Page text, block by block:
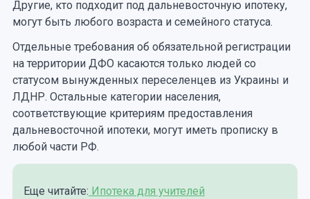
Другие, кто подходит под дальневосточную ипотеку,
могут быть любого возраста и семейного статуса.
Отдельные требования об обязательной регистрации
на территории ДФО касаются только людей со
статусом вынужденных переселенцев из Украины и
ЛДНР. Остальные категории населения,
соответствующие критериям предоставления
дальневосточной ипотеки, могут иметь прописку в
любой части РФ.
Еще читайте: Ипотека для учителей